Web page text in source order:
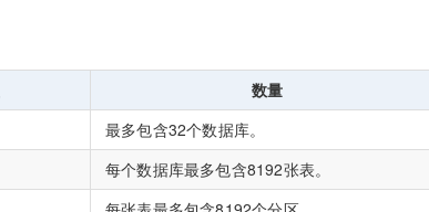
数量
最多包含32个数据库。
每个数据库最多包含8192张表。